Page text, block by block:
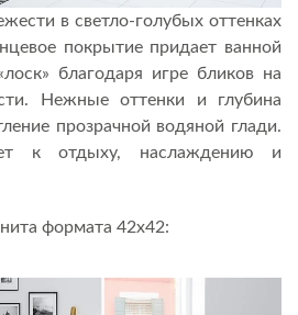
в светло-голубых оттенках
покрытие придает ванной
благодаря игре бликов на
Нежные оттенки и глубина
прозрачной водяной глади.
к отдыху, наслаждению и
формата 42х42: